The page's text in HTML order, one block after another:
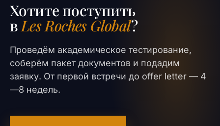
Хотите поступить
вLes Roches Global?
Проведём академическое тестирование,
соберём пакет документов и подадим
заявку. От первой встречи до offer letter — 4
—8 недель.